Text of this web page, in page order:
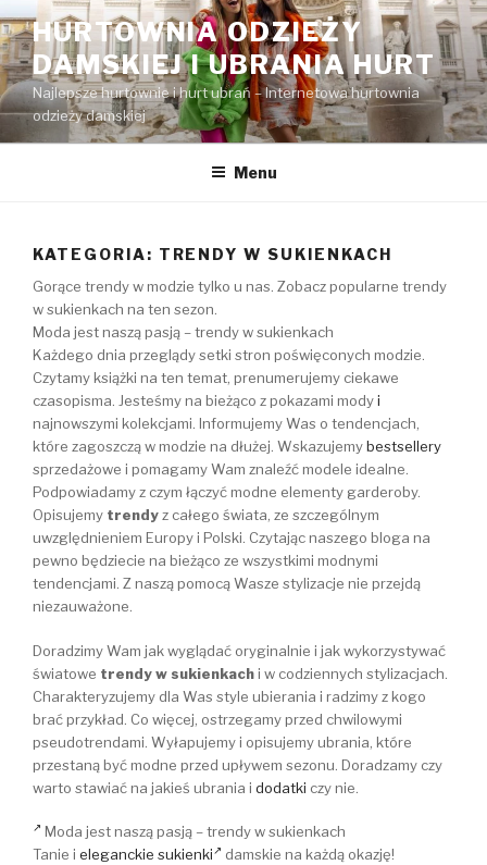
Przejdź
do
treści
HURTOWNIA ODZIEŻY
DAMSKIEJ I UBRANIA HURT
Najlepsze hurtownie i hurt ubrań – Internetowa hurtownia
odzieży damskiej
Menu
KATEGORIA: TRENDY W SUKIENKACH
Gorące trendy w modzie tylko u nas. Zobacz popularne trendy
w sukienkach na ten sezon.
Moda jest naszą pasją – trendy w sukienkach
Każdego dnia przeglądy setki stron poświęconych modzie.
Czytamy książki na ten temat, prenumerujemy ciekawe
czasopisma. Jesteśmy na bieżąco z pokazami modyi
najnowszymi kolekcjami. Informujemy Was o tendencjach,
które zagoszczą w modzie na dłużej. Wskazujemybestsellery
sprzedażowe i pomagamy Wam znaleźć modele idealne.
Podpowiadamy z czym łączyć modne elementy garderoby.
Opisujemy trendyz całego świata, ze szczególnym
uwzględnieniem Europy i Polski. Czytając naszego bloga na
pewno będziecie na bieżąco ze wszystkimi modnymi
tendencjami. Z naszą pomocą Wasze stylizacje nie przejdą
niezauważone.
Doradzimy Wam jak wyglądać oryginalnie i jak wykorzystywać
światowe trendy w sukienkachi w codziennych stylizacjach.
Charakteryzujemy dla Was style ubierania i radzimy z kogo
brać przykład. Co więcej, ostrzegamy przed chwilowymi
pseudotrendami. Wyłapujemy i opisujemy ubrania, które
przestaną być modne przed upływem sezonu. Doradzamy czy
warto stawiać na jakieś ubrania i dodatki czy nie.
Moda jest naszą pasją – trendy w sukienkach
Tanie i eleganckie sukienki
damskie na każdą okazję!